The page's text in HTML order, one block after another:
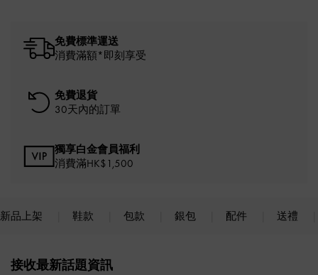
免費標準運送
消費滿額*即刻享受
免費退貨
30天內的訂單
獨享白金會員福利
消費滿HK$1,500
新品上架 鞋款 包款 銀包 配件 送禮
接收最新話題資訊